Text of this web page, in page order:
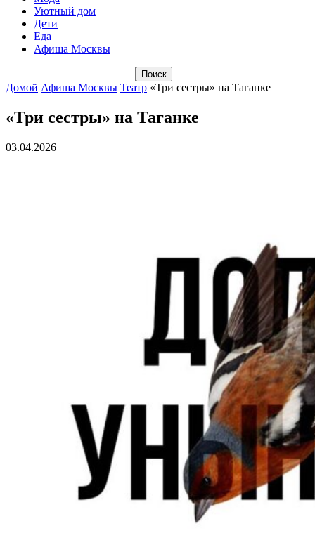
Уютный дом
Дети
Еда
Афиша Москвы
Домой Афиша Москвы Театр «Три сестры» на Таганке
«Три сестры» на Таганке
03.04.2026